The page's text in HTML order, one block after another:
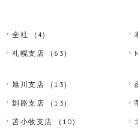
全社 (4)
札幌支店 (63)
旭川支店 (13)
釧路支店 (13)
苫小牧支店 (10)